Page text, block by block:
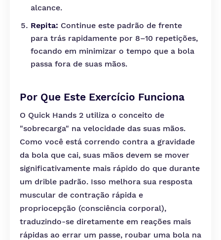
alcance.
Repita: Continue este padrão de frente
para trás rapidamente por 8–10 repetições,
focando em minimizar o tempo que a bola
passa fora de suas mãos.
Por Que Este Exercício Funciona
O Quick Hands 2 utiliza o conceito de
"sobrecarga" na velocidade das suas mãos.
Como você está correndo contra a gravidade
da bola que cai, suas mãos devem se mover
significativamente mais rápido do que durante
um drible padrão. Isso melhora sua resposta
muscular de contração rápida e
propriocepção (consciência corporal),
traduzindo-se diretamente em reações mais
rápidas ao errar um passe, roubar uma bola na